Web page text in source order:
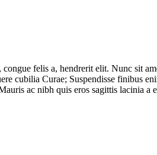
felis a, hendrerit elit. Nunc sit
cubilia Curae; Suspendisse finibus
ac nibh quis eros sagittis lacinia a